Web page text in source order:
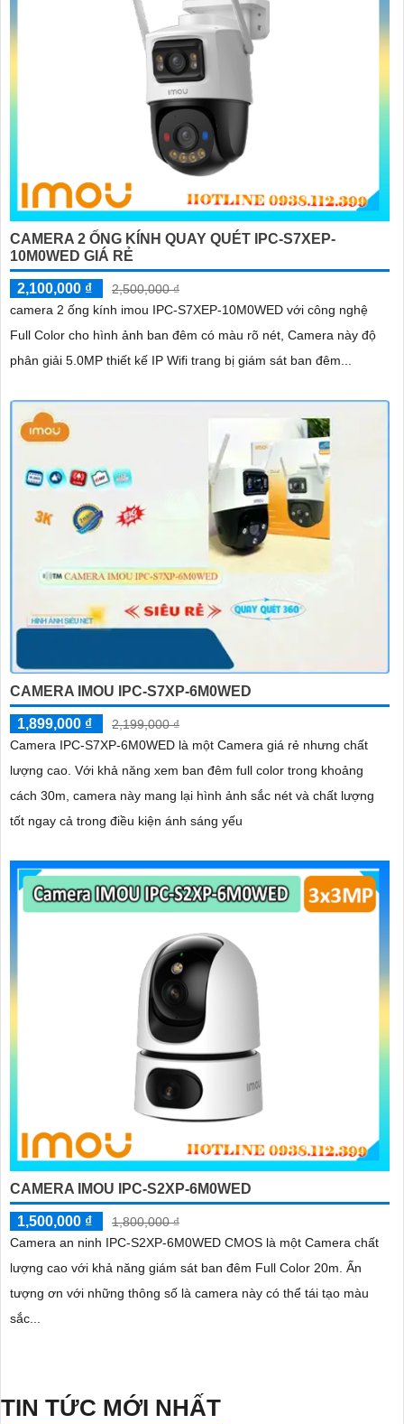
CAMERA 2 ỐNG KÍNH QUAY QUÉT IPC-S7XEP-
10M0WED GIÁ RẺ
2,100,000 ₫
2,500,000 ₫
camera 2 ống kính imou IPC-S7XEP-10M0WED với công nghệ
Full Color cho hình ảnh ban đêm có màu rõ nét, Camera này độ
phân giải 5.0MP thiết kế IP Wifi trang bị giám sát ban đêm...
CAMERA IMOU IPC-S7XP-6M0WED
1,899,000 ₫
2,199,000 ₫
Camera IPC-S7XP-6M0WED là một Camera giá rẻ nhưng chất
lượng cao. Với khả năng xem ban đêm full color trong khoảng
cách 30m, camera này mang lại hình ảnh sắc nét và chất lượng
tốt ngay cả trong điều kiện ánh sáng yếu
CAMERA IMOU IPC-S2XP-6M0WED
1,500,000 ₫
1,800,000 ₫
Camera an ninh IPC-S2XP-6M0WED CMOS là một Camera chất
lượng cao với khả năng giám sát ban đêm Full Color 20m. Ấn
tượng ơn với những thông số là camera này có thể tái tạo màu
sắc...
TIN TỨC MỚI NHẤT